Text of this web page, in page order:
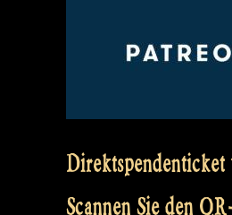
Scannen Sie den